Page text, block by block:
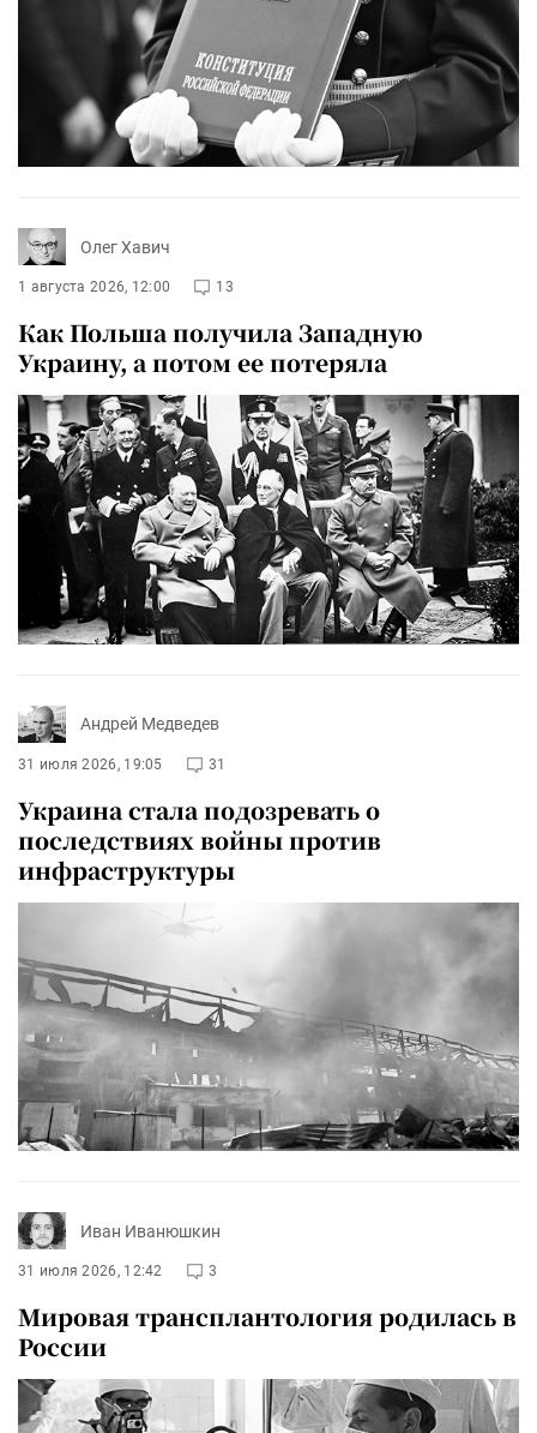
Олег Хавич
1 августа 2026, 12:00 13
Как Польша получила Западную
Украину, а потом ее потеряла
Андрей Медведев
31 июля 2026, 19:05 31
Украина стала подозревать о
последствиях войны против
инфраструктуры
Иван Иванюшкин
31 июля 2026, 12:42 3
Мировая трансплантология родилась в
России